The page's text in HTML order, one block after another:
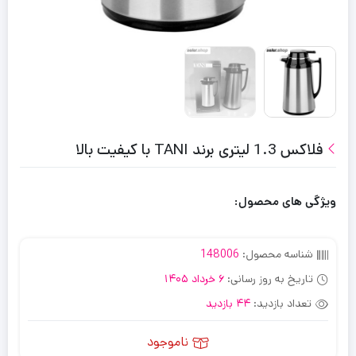
فلاکس 1.3 لیتری برند TANI با کیفیت بالا
ویژگی های محصول:
شناسه محصول: 148006
تاریخ به روز رسانی: 6 خرداد 1405
تعداد بازدید: 44 بازدید
ناموجود